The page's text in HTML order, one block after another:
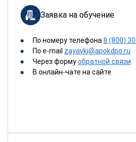
Заявка на обучение
По номеру телефона 8 (800)
По e-mail zayavki@apokdpo.ru
Через формуобратной связи
В онлайн-чате на сайте